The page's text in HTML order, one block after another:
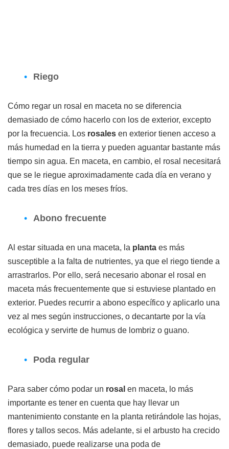
Riego
Cómo regar un rosal en maceta no se diferencia
demasiado de cómo hacerlo con los de exterior, excepto
por la frecuencia. Los rosales en exterior tienen acceso a
más humedad en la tierra y pueden aguantar bastante más
tiempo sin agua. En maceta, en cambio, el rosal necesitará
que se le riegue aproximadamente cada día en verano y
cada tres días en los meses fríos.
Abono frecuente
Al estar situada en una maceta, la planta es más
susceptible a la falta de nutrientes, ya que el riego tiende a
arrastrarlos. Por ello, será necesario abonar el rosal en
maceta más frecuentemente que si estuviese plantado en
exterior. Puedes recurrir a abono específico y aplicarlo una
vez al mes según instrucciones, o decantarte por la vía
ecológica y servirte de humus de lombriz o guano.
Poda regular
Para saber cómo podar un rosal en maceta, lo más
importante es tener en cuenta que hay llevar un
mantenimiento constante en la planta retirándole las hojas,
flores y tallos secos. Más adelante, si el arbusto ha crecido
demasiado, puede realizarse una poda de